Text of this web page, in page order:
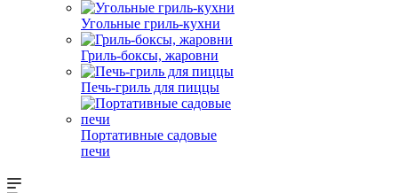
Угольные гриль-кухни
Гриль-боксы, жаровни
Печь-гриль для пиццы
Портативные садовые
печи